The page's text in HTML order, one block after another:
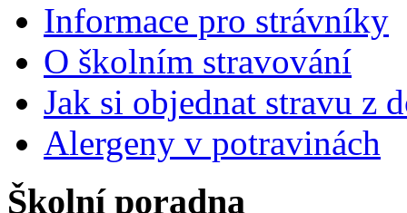
Informace pro strávníky
O školním stravování
Jak si objednat stravu z
Alergeny v potravinách
Školní poradna